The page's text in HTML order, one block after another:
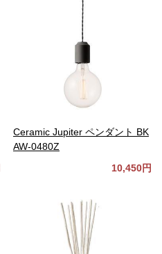
Ceramic Jupiter ペンダント BK
AW-0480Z
10,450円